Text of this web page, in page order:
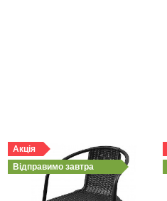
Акція
Відправимо завтра